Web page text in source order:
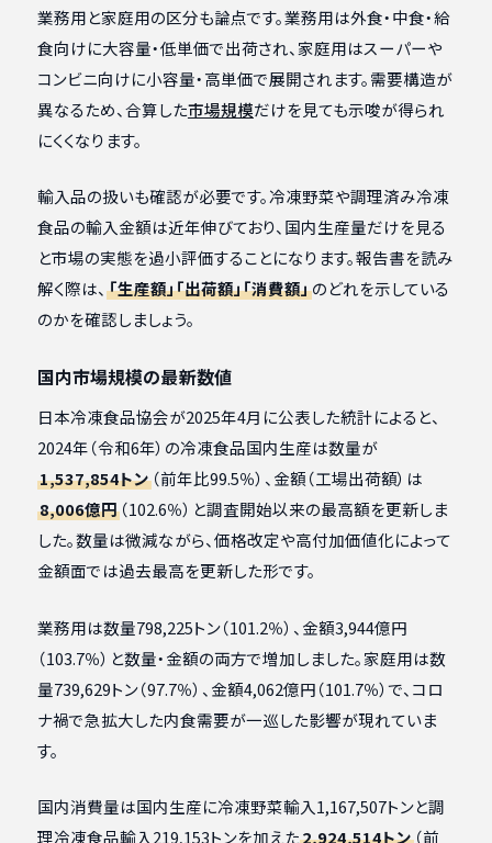
業務用と家庭用の区分も論点です。業務用は外食・中食・給
食向けに大容量・低単価で出荷され、家庭用はスーパーや
コンビニ向けに小容量・高単価で展開されます。需要構造が
異なるため、合算した市場規模だけを見ても示唆が得られ
にくくなります。
輸入品の扱いも確認が必要です。冷凍野菜や調理済み冷凍
食品の輸入金額は近年伸びており、国内生産量だけを見る
と市場の実態を過小評価することになります。報告書を読み
解く際は、 「生産額」「出荷額」「消費額」のどれを示している
のかを確認しましょう。
国内市場規模の最新数値
日本冷凍食品協会が2025年4月に公表した統計によると、
2024年（令和6年）の冷凍食品国内生産は数量が
1,537,854トン（前年比99.5％）、金額（工場出荷額）は
8,006億円（102.6％）と調査開始以来の最高額を更新しま
した。数量は微減ながら、価格改定や高付加価値化によって
金額面では過去最高を更新した形です。
業務用は数量798,225トン（101.2％）、金額3,944億円
（103.7％）と数量・金額の両方で増加しました。家庭用は数
量739,629トン（97.7％）、金額4,062億円（101.7％）で、コロ
ナ禍で急拡大した内食需要が一巡した影響が現れていま
す。
国内消費量は国内生産に冷凍野菜輸入1,167,507トンと調
理冷凍食品輸入219,153トンを加えた2,924,514トン（前